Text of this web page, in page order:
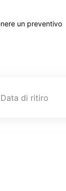
un preventivo
Data di ritiro